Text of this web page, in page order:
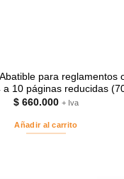
para reglamentos
a 10 páginas reducidas
$ 660.000 + Iva
Añadir al carrito